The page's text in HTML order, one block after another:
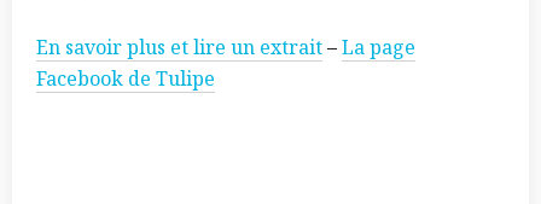
En savoir plus et lire un extrait–La page
Facebook de Tulipe